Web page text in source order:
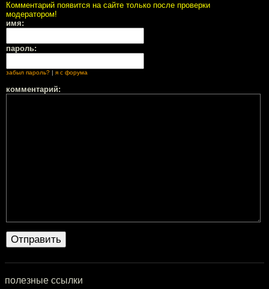
Комментарий появится на сайте только после проверки
модератором!
имя:
пароль:
забыл пароль? я с форума
комментарий:
полезные ссылки